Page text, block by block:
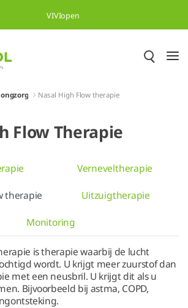
hoofdinhoud gaan
VIVIopen
Nasal High Flow therapie
Flow Therapie
Verneveltherapie
therapie
Uitzuigtherapie
Monitoring
is therapie waarbij de lucht
wordt. U krijgt meer zuurstof dan
met een neusbril. U krijgt dit als u
Bijvoorbeeld bij astma, COPD,